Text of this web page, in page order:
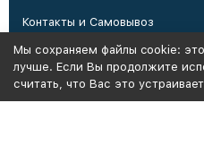
Контакты и Самовывоз
Производство
Мы сохраняем файлы cookie:
лучше. Если Вы продолжите
считать, что Вас это